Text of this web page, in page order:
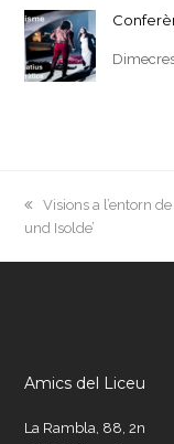
previous
post:
Visions a l’entorn de
und Isolde’
Amics del Liceu
La Rambla, 88, 2n